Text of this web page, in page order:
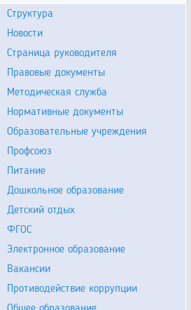
Структура
Новости
Страница руководителя
Правовые документы
Методическая служба
Нормативные документы
Образовательные учреждения
Профсоюз
Питание
Дошкольное образование
Детский отдых
ФГОС
Электронное образование
Вакансии
Противодействие коррупции